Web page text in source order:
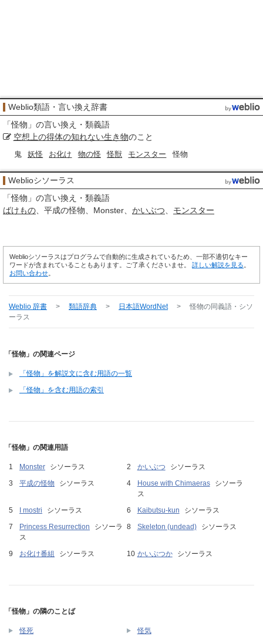
Weblio類語・言い換え辞書
「怪物 」の言い換え・類義語
空想上の得体の知れない生き物のこと
鬼 妖怪 お化け 物の怪 怪獣 モンスター 怪物
Weblioシソーラス
「怪物 」の言い換え・類義語
ばけもの
平成の怪物 Monster かいぶつ モンスター
Weblioシソーラスはプログラムで自動的に生成されているため、一部不適切なキー
ワードが含まれていることもあります。ご了承くださいませ。 詳しい解説を見る
お問い合わせ
Weblio 辞書 > 類語辞典 > 日本語WordNet > 怪物の同義語・シソ
ーラス
「怪物」の関連ページ
「怪物」を解説文に含む用語の一覧
「怪物」を含む用語の索引
「怪物」の関連用語
Monster シソーラス かいぶつ
シソーラス
平成の怪物
シソーラス House with Chimaeras
シソーラ
ス
I mostri
シソーラス Kaibutsu-kun
シソーラス
Princess Resurrection
シソーラ
ス
Skeleton (undead) シソーラス
お化け番組 シソーラス かいぶつか シソーラス
「怪物」の隣のことば
怪死 怪気